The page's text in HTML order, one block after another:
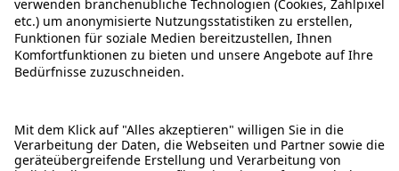
ÜBER DIESE SEITE
ALDI TALK WEBSHOP